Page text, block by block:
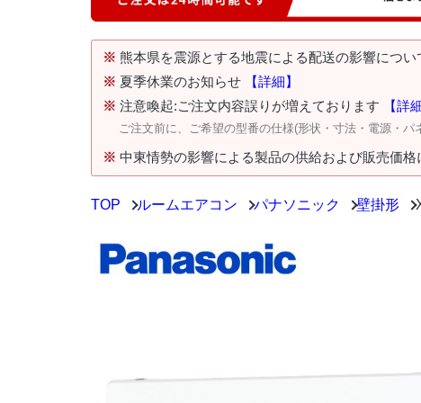
※ 熊本県を震源とする地震による配送の影響につい
※ 夏季休業のお知らせ
【詳細】
※ 注意喚起:ご注文内容誤りが増えております 【詳
ご注文前に、ご希望の型番の仕様(形状・寸法・電源・
※ 中東情勢の影響による製品の供給および販売価格
TOP ルームエアコン パナソニック 壁掛形